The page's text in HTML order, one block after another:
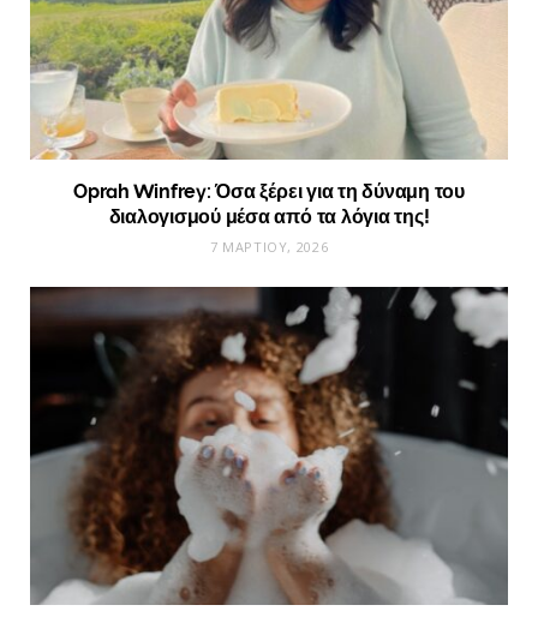
Oprah Winfrey: Όσα ξέρει για τη δύναμη του
διαλογισμού μέσα από τα λόγια της!
7 ΜΑΡΤΊΟΥ, 2026